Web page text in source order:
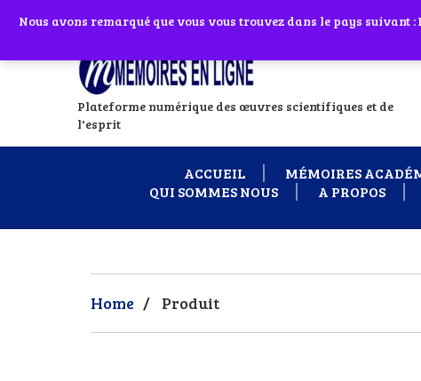
Abonnes toi à notre chaîne WhatsApp en
Plateforme numérique des œuvres scientifiques et de
l'esprit
ACCUEIL MÉMOIRES
QUI SOMMES NOUS
A PROPOS
Home / Produit
Si vous avez
Nous avons remarqué que vous vous trouvez dans le pays